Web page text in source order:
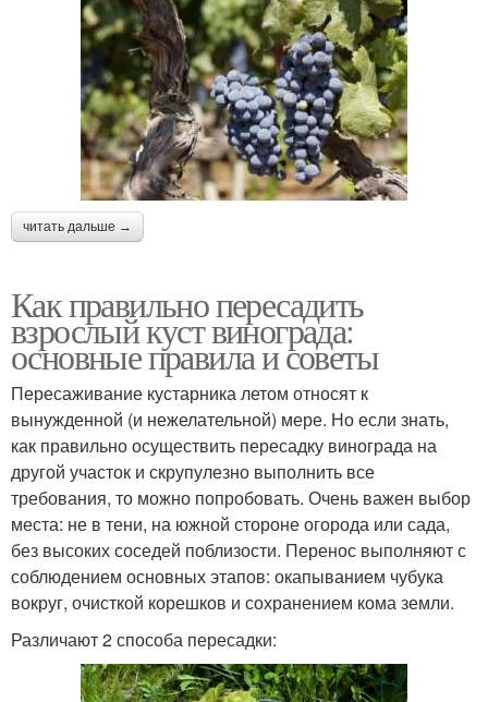
читать дальше →
Как правильно пересадить
взрослый куст винограда:
основные правила и советы
Пересаживание кустарника летом относят к
вынужденной (и нежелательной) мере. Но если знать,
как правильно осуществить пересадку винограда на
другой участок и скрупулезно выполнить все
требования, то можно попробовать. Очень важен выбор
места: не в тени, на южной стороне огорода или сада,
без высоких соседей поблизости. Перенос выполняют с
соблюдением основных этапов: окапыванием чубука
вокруг, очисткой корешков и сохранением кома земли.
Различают 2 способа пересадки: